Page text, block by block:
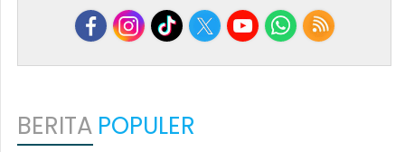
BERITA POPULER